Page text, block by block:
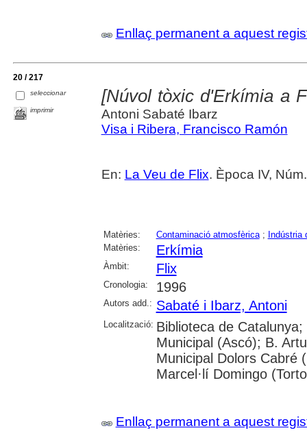
Enllaç permanent a aquest
20 / 217
seleccionar
imprimir
[Núvol tòxic d'Erkímia a
Antoni Sabaté Ibarz
Visa i Ribera, Francisco Ramón
En: La Veu de Flix. Època IV,
Matèries: Contaminació atmosfèrica; Indústria
Matèries:
Erkímia
Àmbit: Flix
Cronologia: 1996
Autors add.: Sabaté i Ibarz, Antoni
Localització: Biblioteca de
Municipal (Ascó); B.
Municipal Dolors Cabré
Marcel·lí Domingo
Enllaç permanent a aquest